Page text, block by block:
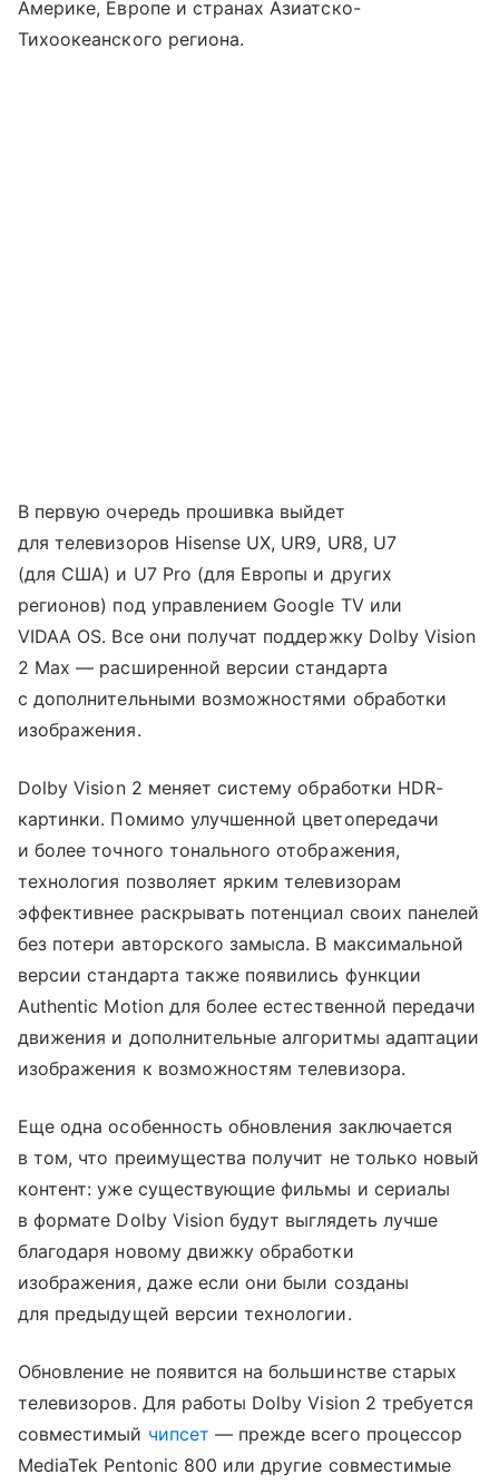
Америке, Европе и странах Азиатско-
Тихоокеанского региона.
В первую очередь прошивка выйдет
для телевизоров Hisense UX, UR9, UR8, U7
(для США) и U7 Pro (для Европы и других
регионов) под управлением Google TV или
VIDAA OS. Все они получат поддержку Dolby Vision
2 Max — расширенной версии стандарта
с дополнительными возможностями обработки
изображения.
Dolby Vision 2 меняет систему обработки HDR-
картинки. Помимо улучшенной цветопередачи
и более точного тонального отображения,
технология позволяет ярким телевизорам
эффективнее раскрывать потенциал своих панелей
без потери авторского замысла. В максимальной
версии стандарта также появились функции
Authentic Motion для более естественной передачи
движения и дополнительные алгоритмы адаптации
изображения к возможностям телевизора.
Еще одна особенность обновления заключается
в том, что преимущества получит не только новый
контент: уже существующие фильмы и сериалы
в формате Dolby Vision будут выглядеть лучше
благодаря новому движку обработки
изображения, даже если они были созданы
для предыдущей версии технологии.
Обновление не появится на большинстве старых
телевизоров. Для работы Dolby Vision 2 требуется
совместимый чипсет — прежде всего процессор
MediaTek Pentonic 800 или другие совместимые